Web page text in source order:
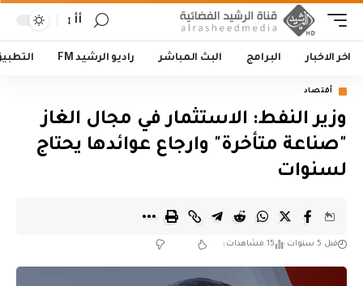
أأ
اخر الاخبار البرامج البث المباشر راديو الرشيد FM
أقتصاد
وزير النفط: الاستثمار في مجال الغاز
"صناعة متأخرة" وارجاع عوائدها يحتاج
لسنوات
قبل 5 سنوات 15 مشاهدات